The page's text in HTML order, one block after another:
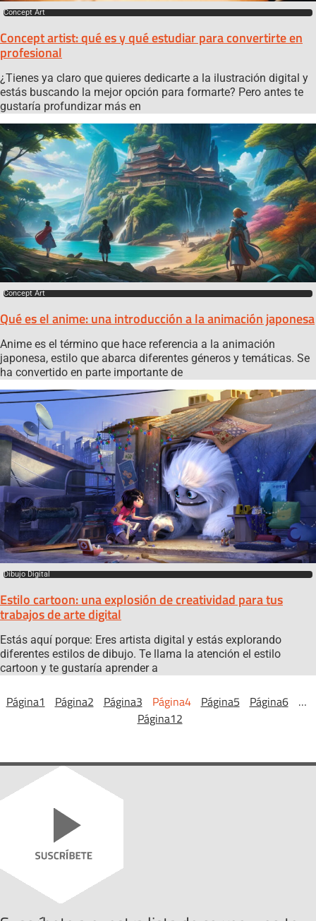
Concept Art
Concept artist: qué es y qué estudiar para convertirte en
profesional
¿Tienes ya claro que quieres dedicarte a la ilustración digital y
estás buscando la mejor opción para formarte? Pero antes te
gustaría profundizar más en
Concept Art
Qué es el anime: una introducción a la animación japonesa
Anime es el término que hace referencia a la animación
japonesa, estilo que abarca diferentes géneros y temáticas. Se
ha convertido en parte importante de
Dibujo Digital
Estilo cartoon: una explosión de creatividad para tus
trabajos de arte digital
Estás aquí porque: Eres artista digital y estás explorando
diferentes estilos de dibujo. Te llama la atención el estilo
cartoon y te gustaría aprender a
Página1 Página2 Página3 Página4 Página5 Página6
…
Página12